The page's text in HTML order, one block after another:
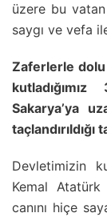
üzere bu
saygı ve vefa
Zaferlerle dolu
Sakarya’ya
taçlandırıldığı
Devletimizin
Kemal
canını hiçe